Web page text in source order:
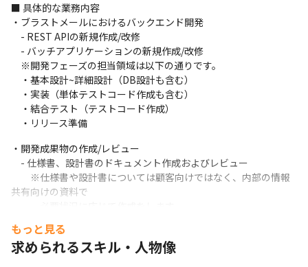
■ 具体的な業務内容
・ブラストメールにおけるバックエンド開発
- REST APIの新規作成/改修
- バッチアプリケーションの新規作成/改修
※開発フェーズの担当領域は以下の通りです。
・基本設計~詳細設計（DB設計も含む）
・実装（単体テストコード作成も含む）
・結合テスト（テストコード作成）
・リリース準備
・開発成果物の作成/レビュー
- 仕様書、設計書のドキュメント作成およびレビュー
※仕様書や設計書については顧客向けではなく、内部の情報
共有向けの資料で
■開発組織の特徴
もっと見る
求められるスキル・人物像